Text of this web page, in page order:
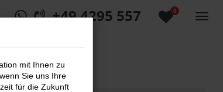
0
+49 4295 557
mit Ihnen zu
Sie uns Ihre
für die Zukunft